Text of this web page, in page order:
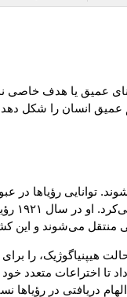
معنای عمیق یا هدف
انسان را شکل دهد.
توانایی رؤیاها
،
منتقل می‌شوند و این
هیپنیاگوژیک، را
تا اختراعات متعدد
دریافتی در